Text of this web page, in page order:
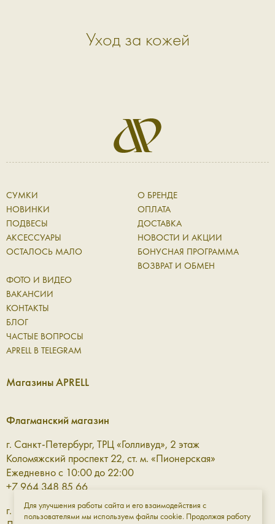
Уход за кожей
СУМКИ
НОВИНКИ
ПОДВЕСЫ
АКСЕССУАРЫ
ОСТАЛОСЬ МАЛО
О БРЕНДЕ
ОПЛАТА
ДОСТАВКА
НОВОСТИ И АКЦИИ
БОНУСНАЯ ПРОГРАММА
ВОЗВРАТ И ОБМЕН
ФОТО И ВИДЕО
ВАКАНСИИ
КОНТАКТЫ
БЛОГ
ЧАСТЫЕ ВОПРОСЫ
APRELL В TELEGRAM
Магазины APRELL
Флагманский магазин
г. Санкт-Петербург, ТРЦ «Голливуд», 2 этаж
Коломяжский проспект 22, ст. м. «Пионерская»
Ежедневно с 10:00 до 22:00
+7 964 348 85 66
г. Санкт-Петербург, ТРЦ «Галерея» 3 этаж
Для улучшения работы сайта и его взаимодействия с
пользователями мы используем файлы cookie. Продолжая работу